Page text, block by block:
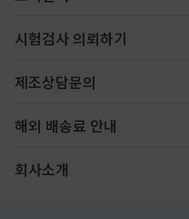
시험검사 의뢰하기
제조상담문의
해외 배송료 안내
회사소개